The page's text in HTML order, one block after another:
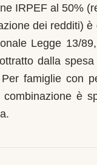
IRPEF al 50%
dei redditi) è
Legge 13/
dalla
Per famiglie con
combinazione è